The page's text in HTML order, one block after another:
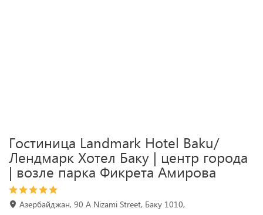
Гостиница Landmark Hotel Baku/
Лендмарк Хотел Баку | центр города
| возле парка Фикрета Амирова
Азербайджан, 90 A Nizami Street, Баку 1010,